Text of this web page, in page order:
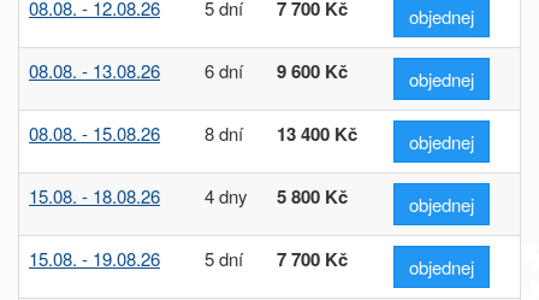
08.08. - 12.08.26 5 dní 7 700 Kč objednej
08.08. - 13.08.26 6 dní 9 600 Kč objednej
08.08. - 15.08.26 8 dní 13 400 Kč objednej
15.08. - 18.08.26 4 dny 5 800 Kč objednej
15.08. - 19.08.26 5 dní 7 700 Kč objednej